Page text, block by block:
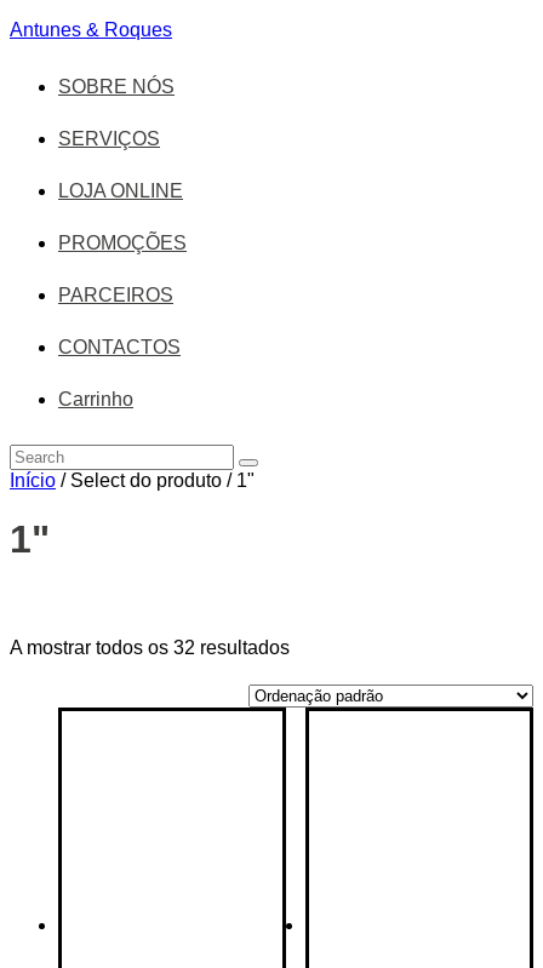
Antunes & Roques
SOBRE NÓS
SERVIÇOS
LOJA ONLINE
PROMOÇÕES
PARCEIROS
CONTACTOS
Carrinho
Início / Select do produto / 1"
1"
On sale(14)
Etiquetas de produto
A mostrar todos os 32 resultados